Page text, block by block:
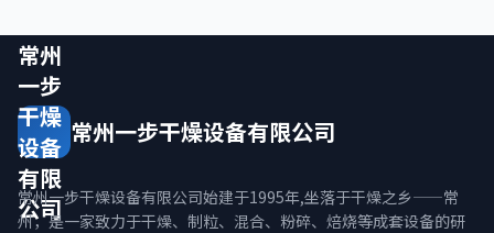
常州
一步
干燥
设备
有限
公司
常州一步干燥设备有限公司
常州一步干燥设备有限公司始建于1995年,坐落于干燥之乡——常
州，是一家致力于干燥、制粒、混合、粉碎、焙烧等成套设备的研